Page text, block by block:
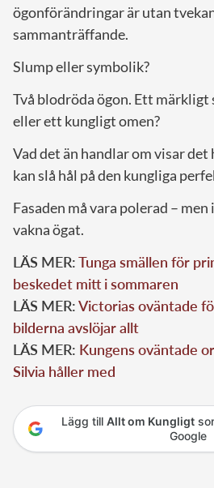
ögonförändringar är utan
sammanträffande.
Slump eller symbolik?
Två blodröda ögon. Ett
eller ett kungligt omen?
Vad det än handlar om visar
kan slå hål på den kungliga
Fasaden må vara polerad –
vakna ögat.
LÄS MER:Tunga smällen för
beskedet mitt i sommaren
LÄS MER:Victorias oväntade
bilderna avslöjar allt
LÄS MER: Kungens oväntade
Silvia håller med
Lägg till Allt om Kungligt
Google